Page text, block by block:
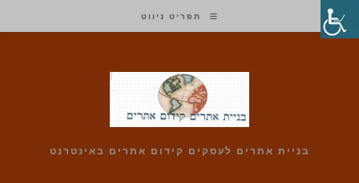
תפריט ניווט
בניית אתרים לעסקים קידום אתרים באינטרנט